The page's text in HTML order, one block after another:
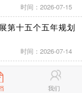
时间：2026-07-15
第十五个五年规划
时间：2026-07-14
第十五个五年规划
我们